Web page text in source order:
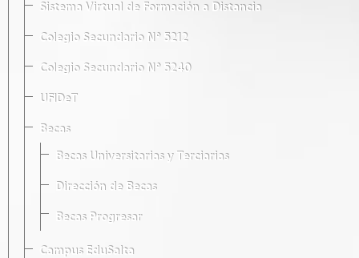
Sistema Virtual de Formación a Distancia
Colegio Secundario Nº 5212
Colegio Secundario Nº 5240
UFIDeT
Becas
Becas Universitarias y Terciarias
Dirección de Becas
Becas Progresar
Campus EduSalta